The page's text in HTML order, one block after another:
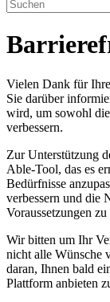
Vielen Dank für
Sie darüber
wird, um sowohl
verbessern.
Zur Unterstützung
Able-Tool, das es
Bedürfnisse
verbessern und die
Voraussetzungen
Wir bitten um Ihr
nicht alle Wünsche
daran, Ihnen bald
Plattform anbieten